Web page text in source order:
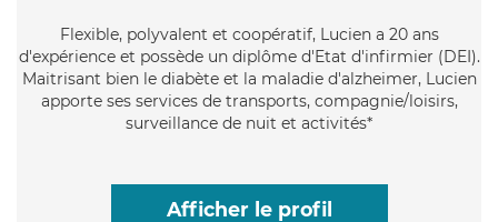
Flexible, polyvalent et coopératif, Lucien a 20 ans
d'expérience et possède un diplôme d'Etat d'infirmier (DEI).
Maitrisant bien le diabète et la maladie d'alzheimer, Lucien
apporte ses services de transports, compagnie/loisirs,
surveillance de nuit et activités*
Afficher le profil